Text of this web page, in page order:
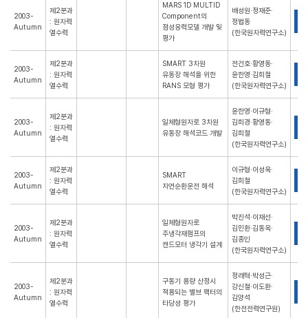
2003-
Autumn
제2분과
: 원자력
열수력
MARS 1D MULTID
Component의
점성응력모델 개발 및
평가
배성원·정재준·
정법동
(한국원자력연구소)
2003-
Autumn
제2분과
: 원자력
열수력
SMART 3차원
유동장 해석을 위한
RANS 모형 평가
전건호·황영동·
윤한영·김희철
(한국원자력연구소)
2003-
Autumn
제2분과
: 원자력
열수력
일체형원자로 3차원
유동장 해석코드 개발
윤한영·이규형·
김희경·황영동·
김희철
(한국원자력연구소)
2003-
Autumn
제2분과
: 원자력
열수력
SMART
자연순환운전 해석
이규형·이성욱·
김희철
(한국원자력연구소)
2003-
Autumn
제2분과
: 원자력
열수력
일체형원자로
주냉각재펌프의
캔드모터 냉각기 설계
박진석·이재선·
김민환·김동옥·
김종인
(한국원자력연구소)
2003-
Autumn
제2분과
: 원자력
열수력
구동기 용량 산정시
적용되는 밸브 팩터의
타당성 평가
정래혁·박성근·
강신철·이도환·
김양석
(한전전력연구원)